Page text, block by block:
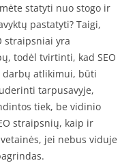
statyti nuo stogo ir
pastatyti? Taigi,
straipsniai yra
todėl tvirtinti, kad SEO
atlikimui, būti
tarpusavyje,
tiek, be vidinio
straipsnių, kaip ir
jei nebus viduje